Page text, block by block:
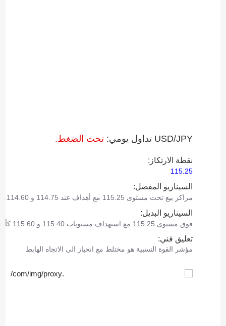
USD/JPY تداول يومي: تحت الضغط.
نقطة الارتكاز:
115.25
السيناريو المفضل:
مراكز بيع تحت مستوى 115.25 مع أهداف عند 114.75 و 114.60.
السيناريو البديل:
فوق مستوى 115.25 مع استهداف مستويات 115.40 و 115.60 كأهداف.
تعليق فني:
مؤشر القوة النسبية هو مختلط مع انحياز الى الاتجاه الهابط